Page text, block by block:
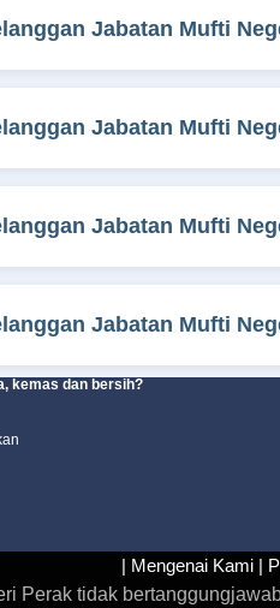
Jabatan Mufti
Jabatan Mufti
Jabatan Mufti
Jabatan Mufti
kemas dan bersih?
| Mengenai Kami |
Perak tidak